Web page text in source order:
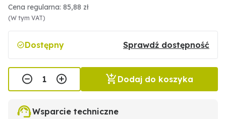
Cena regularna: 85,88 zł
(W tym VAT)
Dostępny Sprawdź dostępność
Dodaj do koszyka
Wsparcie techniczne